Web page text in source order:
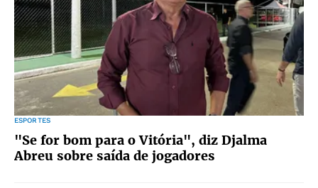
ESPORTES
"Se for bom para o Vitória", diz Djalma
Abreu sobre saída de jogadores